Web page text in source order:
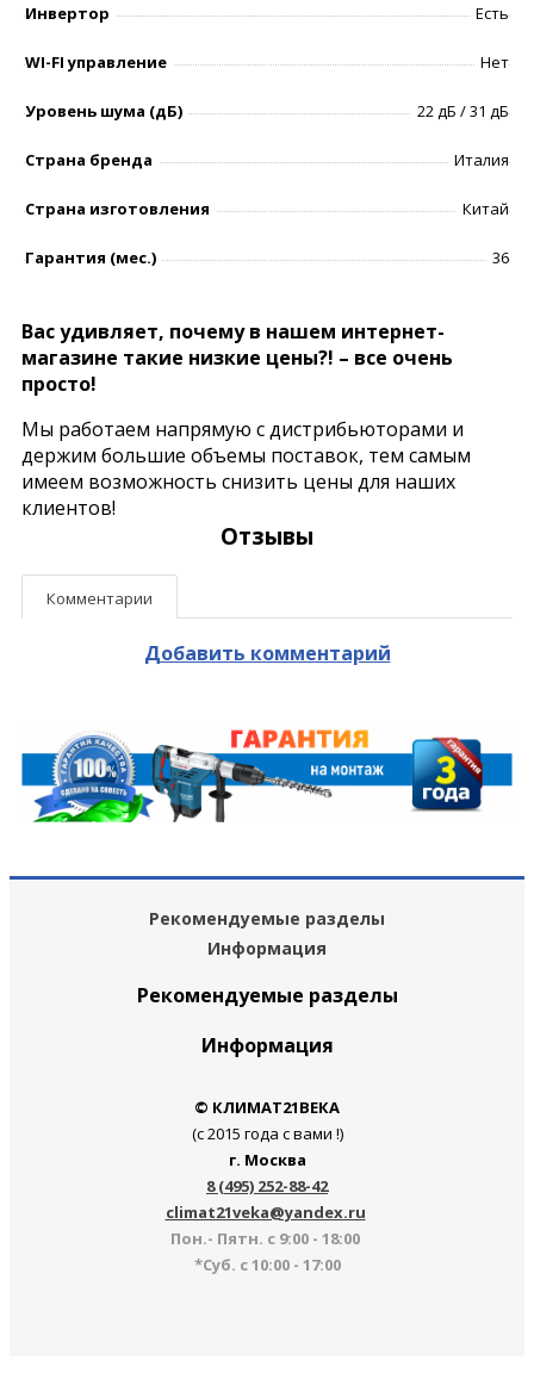
Инвертор Есть
WI-FI управление Нет
Уровень шумa (дБ) 22 дБ / 31 дБ
Страна бренда Италия
Страна изготовления Китай
Гарантия (мес.) 36
Вас удивляет, почему в нашем интернет-
магазине такие низкие цены?! – все очень
просто!
Мы работаем напрямую с дистрибьюторами и
держим большие объемы поставок, тем самым
имеем возможность снизить цены для наших
клиентов!
Отзывы
Комментарии
Добавить комментарий
Рекомендуемые разделы
Информация
Рекомендуемые разделы
Информация
© КЛИМАТ21ВЕКА
(с 2015 года с вами !)
г. Москва
8 (495) 252-88-42
climat21veka@yandex.ru
Пон.- Пятн. с 9:00 - 18:00
*Суб. с 10:00 - 17:00